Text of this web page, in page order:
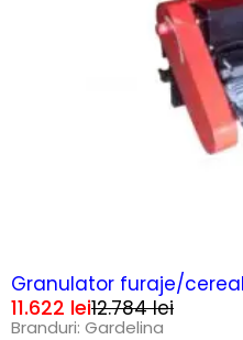
Granulator furaje/
12.784lei
11.622 lei
Branduri: Gardelina